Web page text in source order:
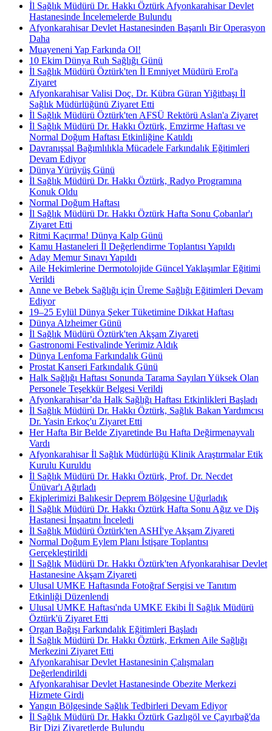
İl Sağlık Müdürü Dr. Hakkı Öztürk Afyonkarahisar Devlet
Hastanesinde İncelemelerde Bulundu
Afyonkarahisar Devlet Hastanesinden Başarılı Bir Operasyon
Daha
Muayeneni Yap Farkında Ol!
10 Ekim Dünya Ruh Sağlığı Günü
İl Sağlık Müdürü Öztürk'ten İl Emniyet Müdürü Erol'a
Ziyaret
Afyonkarahisar Valisi Doç. Dr. Kübra Güran Yiğitbaşı İl
Sağlık Müdürlüğünü Ziyaret Etti
İl Sağlık Müdürü Öztürk'ten AFSÜ Rektörü Aslan'a Ziyaret
İl Sağlık Müdürü Dr. Hakkı Öztürk, Emzirme Haftası ve
Normal Doğum Haftası Etkinliğine Katıldı
Davranışsal Bağımlılıkla Mücadele Farkındalık Eğitimleri
Devam Ediyor
Dünya Yürüyüş Günü
İl Sağlık Müdürü Dr. Hakkı Öztürk, Radyo Programına
Konuk Oldu
Normal Doğum Haftası
İl Sağlık Müdürü Dr. Hakkı Öztürk Hafta Sonu Çobanlar'ı
Ziyaret Etti
Ritmi Kaçırma! Dünya Kalp Günü
Kamu Hastaneleri İl Değerlendirme Toplantısı Yapıldı
Aday Memur Sınavı Yapıldı
Aile Hekimlerine Dermotolojide Güncel Yaklaşımlar Eğitimi
Verildi
Anne ve Bebek Sağlığı için Üreme Sağlığı Eğitimleri Devam
Ediyor
19–25 Eylül Dünya Şeker Tüketimine Dikkat Haftası
Dünya Alzheimer Günü
İl Sağlık Müdürü Öztürk'ten Akşam Ziyareti
Gastronomi Festivalinde Yerimiz Aldık
Dünya Lenfoma Farkındalık Günü
Prostat Kanseri Farkındalık Günü
Halk Sağlığı Haftası Sonunda Tarama Sayıları Yüksek Olan
Personele Teşekkür Belgesi Verildi
Afyonkarahisar’da Halk Sağlığı Haftası Etkinlikleri Başladı
İl Sağlık Müdürü Dr. Hakkı Öztürk, Sağlık Bakan Yardımcısı
Dr. Yasin Erkoç'u Ziyaret Etti
Her Hafta Bir Belde Ziyaretinde Bu Hafta Değirmenayvalı
Vardı
Afyonkarahisar İl Sağlık Müdürlüğü Klinik Araştırmalar Etik
Kurulu Kuruldu
İl Sağlık Müdürü Dr. Hakkı Öztürk, Prof. Dr. Necdet
Ünüvar'ı Ağırladı
Ekiplerimizi Balıkesir Deprem Bölgesine Uğurladık
İl Sağlık Müdürü Dr. Hakkı Öztürk Hafta Sonu Ağız ve Diş
Hastanesi İnşaatını İnceledi
İl Sağlık Müdürü Öztürk'ten ASHİ'ye Akşam Ziyareti
Normal Doğum Eylem Planı İstişare Toplantısı
Gerçekleştirildi
İl Sağlık Müdürü Dr. Hakkı Öztürk'ten Afyonkarahisar Devlet
Hastanesine Akşam Ziyareti
Ulusal UMKE Haftasında Fotoğraf Sergisi ve Tanıtım
Etkinliği Düzenlendi
Ulusal UMKE Haftası'nda UMKE Ekibi İl Sağlık Müdürü
Öztürk'ü Ziyaret Etti
Organ Bağışı Farkındalık Eğitimleri Başladı
İl Sağlık Müdürü Dr. Hakkı Öztürk, Erkmen Aile Sağlığı
Merkezini Ziyaret Etti
Afyonkarahisar Devlet Hastanesinin Çalışmaları
Değerlendirildi
Afyonkarahisar Devlet Hastanesinde Obezite Merkezi
Hizmete Girdi
Yangın Bölgesinde Sağlık Tedbirleri Devam Ediyor
İl Sağlık Müdürü Dr. Hakkı Öztürk Gazlıgöl ve Çayırbağ'da
Bir Dizi Ziyaretlerde Bulundu